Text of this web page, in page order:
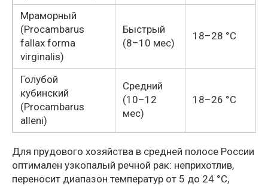
Мраморный
(Procambarus
fallax forma
virginalis)
Быстрый
(8–10 мес)
18–28 °C
Голубой
кубинский
(Procambarus
alleni)
Средний
(10–12
мес)
18–26 °C
Для прудового хозяйства в средней полосе России
оптимален узкопалый речной рак: неприхотлив,
переносит диапазон температур от 5 до 24 °C,